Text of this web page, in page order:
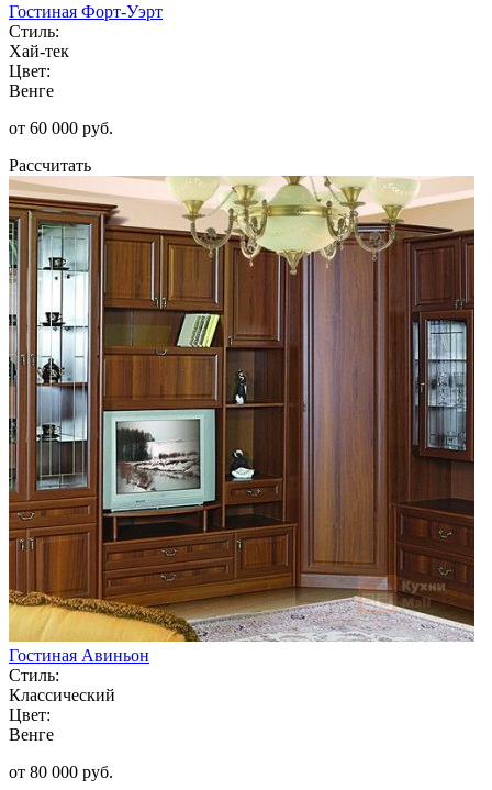
Гостиная Форт-Уэрт
Стиль:
Хай-тек
Цвет:
Венге
от 60 000 руб.
Рассчитать
Гостиная Авиньон
Стиль:
Классический
Цвет:
Венге
от 80 000 руб.